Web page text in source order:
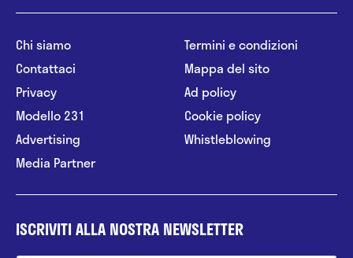
Chi siamo
Contattaci
Privacy
Modello 231
Advertising
Media Partner
Termini e condizioni
Mappa del sito
Ad policy
Cookie policy
Whistleblowing
ISCRIVITI ALLA NOSTRA NEWSLETTER